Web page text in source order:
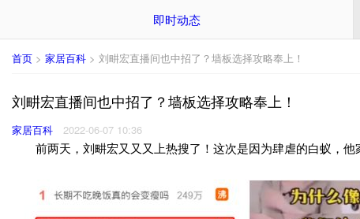
即时动态
首页 > 家居百科 > 刘畊宏直播间也中招了？墙板选择攻略奉上！
刘畊宏直播间也中招了？墙板选择攻略奉上！
家居百科 2022-06-07 10:36
前两天，刘畊宏又又又上热搜了！这次是因为肆虐的白蚁，他